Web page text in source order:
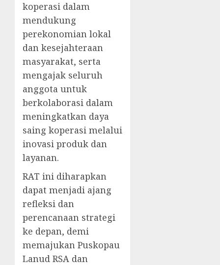
koperasi dalam
mendukung
perekonomian lokal
dan kesejahteraan
masyarakat, serta
mengajak seluruh
anggota untuk
berkolaborasi dalam
meningkatkan daya
saing koperasi melalui
inovasi produk dan
layanan.
RAT ini diharapkan
dapat menjadi ajang
refleksi dan
perencanaan strategi
ke depan, demi
memajukan Puskopau
Lanud RSA dan